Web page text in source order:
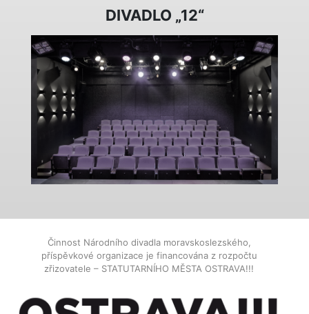
DIVADLO „12“
Činnost Národního divadla moravskoslezského,
příspěvkové organizace je financována z rozpočtu
zřizovatele – STATUTARNÍHO MĚSTA OSTRAVA!!!